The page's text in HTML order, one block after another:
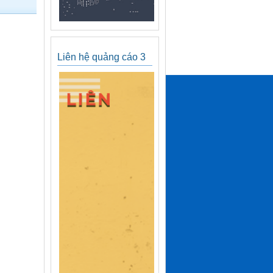
Liên hệ quảng cáo 3